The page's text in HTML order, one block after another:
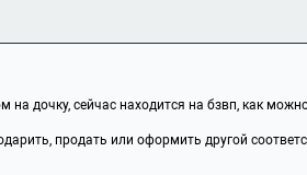
на дочку, сейчас находится на бзвп, как
продать или оформить другой